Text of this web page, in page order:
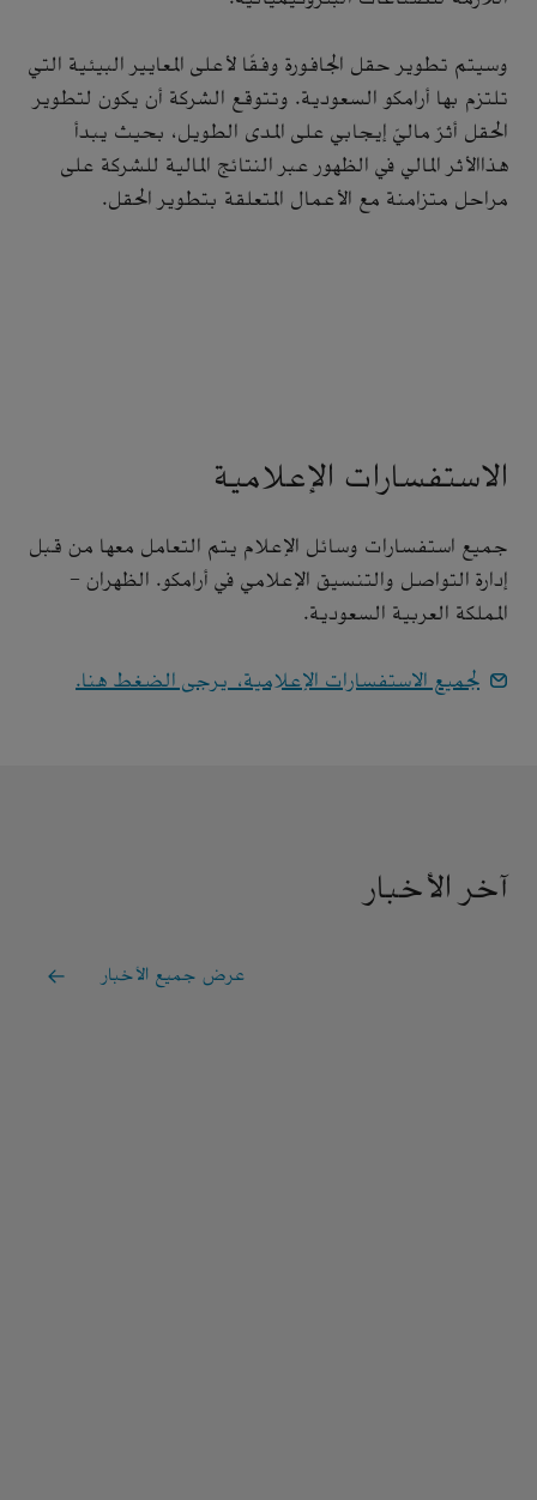
وسيتم تطوير حقل الجافورة وفقًا لأعلى المعايير البيئية التي
تلتزم بها أرامكو السعودية. وتتوقع الشركة أن يكون لتطوير
الحقل أثرٌ ماليّ إيجابي على المدى الطويل، بحيث يبدأ
هذاالأثر المالي في الظهور عبر النتائج المالية للشركة على
مراحل متزامنة مع الأعمال المتعلقة بتطوير الحقل.
الاستفسارات الإعلامية
جميع استفسارات وسائل الإعلام يتم التعامل معها من قبل
إدارة التواصل والتنسيق الإعلامي في أرامكو. الظهران -
المملكة العربية السعودية.
لجميع الاستفسارات الإعلامية، يرجى الضغط هنا.
آخر الأخبار
عرض جميع الأخبار